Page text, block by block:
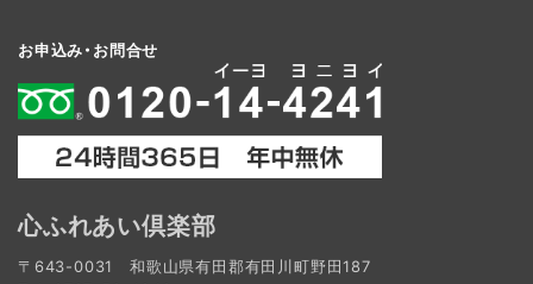
お申込み・お問合せ
心ふれあい倶楽部
〒643-0031 和歌山県有田郡有田川町野田187